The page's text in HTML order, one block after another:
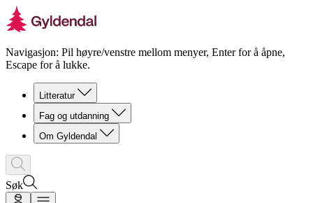
Navigasjon: Pil høyre/venstre mellom menyer, Enter for å åpne,
Escape for å lukke.
Litteratur
Fag og utdanning
Om Gyldendal
Søk